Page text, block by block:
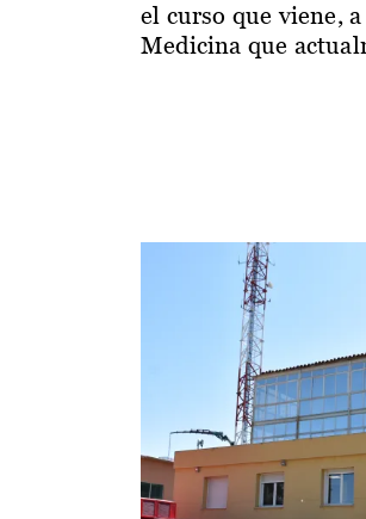
el curso que viene,
Medicina que